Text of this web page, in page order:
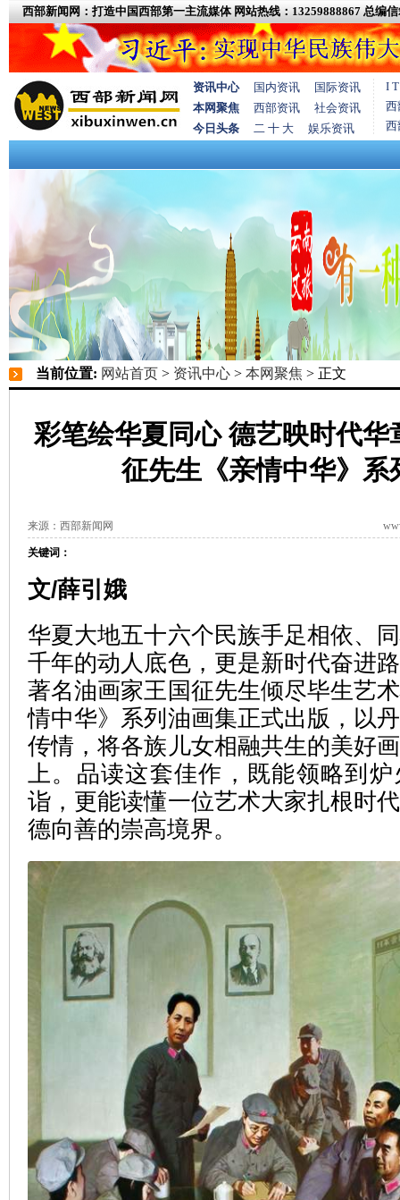
西部新闻网：打造中国西部第一主流媒体 网站热线：13259888867 总编信
资讯中心 国内资讯
国际资讯
本网聚焦
西部资讯
社会资讯
今日头条
二 十 大 娱乐资讯
I
西
西
当前位置: 网站首页 > 资讯中心 > 本网聚焦 > 正文
彩笔绘华夏同心 德艺映时代
征先生《亲情中华》系
来源：西部新闻网
关键词：
文/薛引娥
华夏大地五十六个民族手足相依、
千年的动人底色，更是新时代奋进
著名油画家王国征先生倾尽毕生艺
情中华》系列油画集正式出版，以
传情，将各族儿女相融共生的美好
上。品读这套佳作，既能领略到
诣，更能读懂一位艺术大家扎根时
德向善的崇高境界。